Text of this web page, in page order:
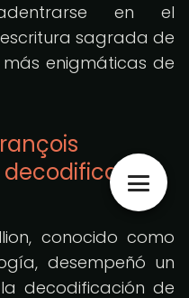
en el
sagrada de
enigmáticas de
conocido como
desempeñó un
decodificación de